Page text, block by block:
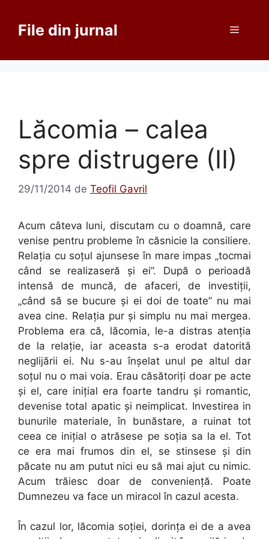
conținutFile din jurnal Meniu
Lăcomia – calea
spre distrugere (II)
29/11/2014 de Teofil Gavril
Acum câteva luni, discutam cu o doamnă, care
venise pentru probleme în căsnicie la consiliere.
Relaţia cu soţul ajunsese în mare impas „tocmai
când se realizaseră şi ei”. După o perioadă
intensă de muncă, de afaceri, de investiţii,
„când să se bucure şi ei doi de toate” nu mai
avea cine. Relaţia pur şi simplu nu mai mergea.
Problema era că, lăcomia, le-a distras atenţia
de la relaţie, iar aceasta s-a erodat datorită
neglijării ei. Nu s-au înşelat unul pe altul dar
soţul nu o mai voia. Erau căsătoriţi doar pe acte
şi el, care iniţial era foarte tandru şi romantic,
devenise total apatic şi neimplicat. Investirea in
bunurile materiale, în bunăstare, a ruinat tot
ceea ce iniţial o atrăsese pe soţia sa la el. Tot
ce era mai frumos din el, se stinsese şi din
păcate nu am putut nici eu să mai ajut cu nimic.
Acum trăiesc doar de convenienţă. Poate
Dumnezeu va face un miracol în cazul acesta.
În cazul lor, lăcomia soţiei, dorinţa ei de a avea